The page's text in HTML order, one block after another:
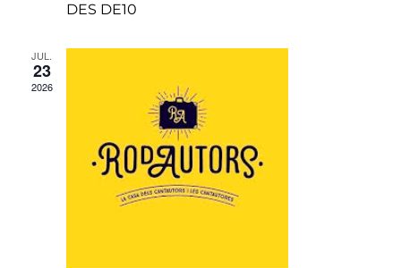
DES DE10
JUL.
23
2026